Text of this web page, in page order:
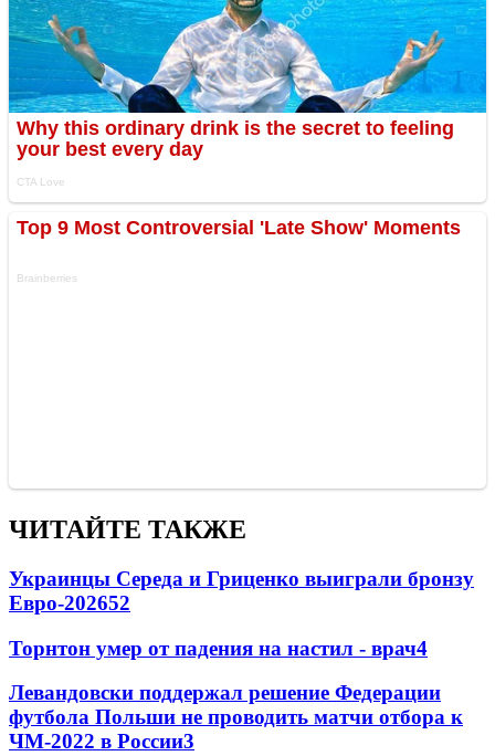
ЧИТАЙТЕ ТАКЖЕ
Украинцы Середа и Гриценко выиграли бронзу
Евро-202652
Торнтон умер от падения на настил - врач4
Левандовски поддержал решение Федерации
футбола Польши не проводить матчи отбора к
ЧМ-2022 в России3